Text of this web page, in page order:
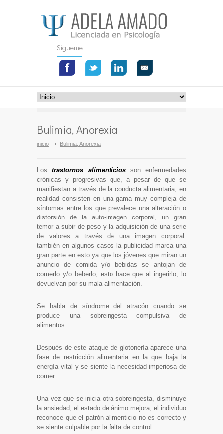
Sígueme
Bulimia, Anorexia
inicio Bulimia, Anorexia
Lostrastornos alimenticiosson enfermedades
crónicas y progresivas que, a pesar de que se
manifiestan a través de la conducta alimentaria, en
realidad consisten en una gama muy compleja de
síntomas entre los que prevalece una alteración o
distorsión de la auto-imagen corporal, un gran
temor a subir de peso y la adquisición de una serie
de valores a través de una imagen corporal.
también en algunos casos la publicidad marca una
gran parte en esto ya que los jóvenes que miran un
anuncio de comida y/o bebidas se antojan de
comerlo y/o beberlo, esto hace que al ingerirlo, lo
devuelvan por su mala alimentación.
Se habla de síndrome del atracón cuando se
produce una sobreingesta compulsiva de
alimentos.
Después de este ataque de glotonería aparece una
fase de restricción alimentaria en la que baja la
energía vital y se siente la necesidad imperiosa de
comer.
Una vez que se inicia otra sobreingesta, disminuye
la ansiedad, el estado de ánimo mejora, el individuo
reconoce que el patrón alimenticio no es correcto y
se siente culpable por la falta de control.